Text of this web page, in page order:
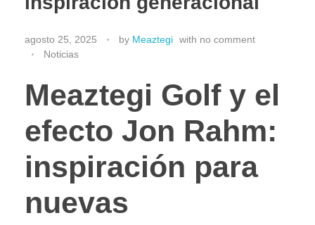
agosto 25, 2025 by Meaztegi with no comment
Noticias
Meaztegi Golf y el
efecto Jon Rahm:
inspiración para
nuevas